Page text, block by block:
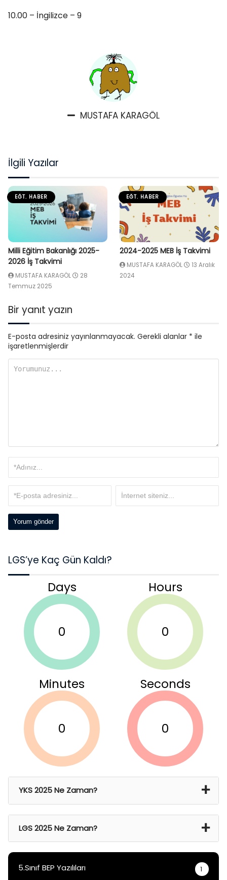
10.00 – İngilizce – 9
MUSTAFA KARAGÖL
İlgili Yazılar
EĞT. HABER
Milli Eğitim Bakanlığı 2025-
2026 İş Takvimi
MUSTAFA KARAGÖL
28
Temmuz 2025
EĞT. HABER
2024-2025 MEB İş Takvimi
MUSTAFA KARAGÖL
13 Aralık
2024
Bir yanıt yazın
E-posta adresiniz yayınlanmayacak. Gerekli alanlar * ile
işaretlenmişlerdir
LGS’ye Kaç Gün Kaldı?
Days
0
Hours
0
Minutes
0
Seconds
0
YKS 2025 Ne Zaman?
LGS 2025 Ne Zaman?
5.Sınıf BEP Yazılıları
1